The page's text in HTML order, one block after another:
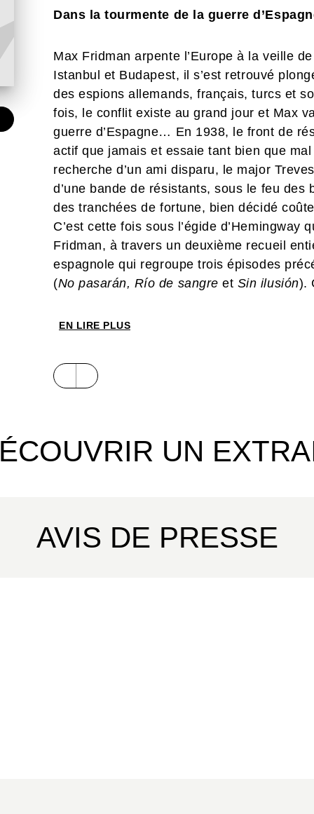
Dans la tourmente de la guerre
Max Fridman arpente l’Europe à la veille
Istanbul et Budapest, il s’est retrouvé
des espions allemands, français, turcs et
fois, le conflit existe au grand jour et Max
guerre d’Espagne… En 1938, le front de
actif que jamais et essaie tant bien que
recherche d’un ami disparu, le major
d’une bande de résistants, sous le feu
des tranchées de fortune, bien décidé
C’est cette fois sous l’égide d’Hemingway
Fridman, à travers un deuxième recueil
espagnole qui regroupe trois épisodes
(No pasarán, Río de sangreet Sin ilusión).
lettrage, et enrichi d’un cahier graphique
EN LIRE PLUS
UN
AVIS DE PRESSE